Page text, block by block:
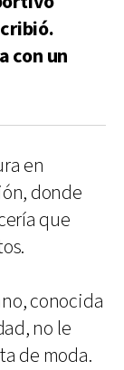
con un
en
donde
que
conocida
no le
de moda.